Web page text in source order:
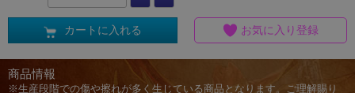
カートに入れる お気に入り登録
商品情報
※生産段階での傷や擦れが多く生じている商品となります。ご理解賜り